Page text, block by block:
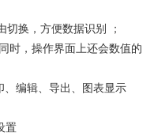
切换，方便数据识别
；
时，操作界面上还会数值的
、编辑、导出、图表显示
置